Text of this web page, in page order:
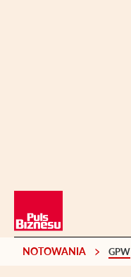
NOTOWANIA GPW